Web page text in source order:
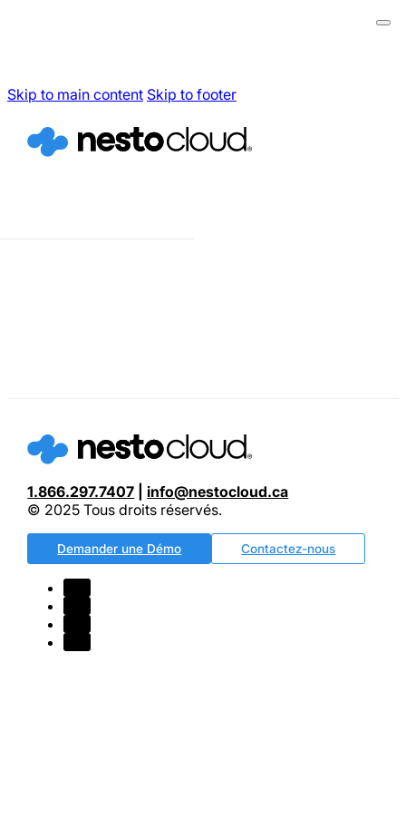
Skip to main content Skip to footer
1.866.297.7407
info@nestocloud.ca
© 2025 Tous droits réservés.
Demander une Démo Contactez-nous